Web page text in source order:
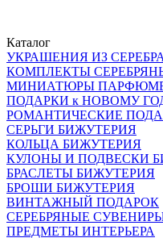
Каталог
УКРАШЕНИЯ ИЗ
КОМПЛЕКТЫ
МИНИАТЮРЫ
ПОДАРКИ к НОВОМУ
РОМАНТИЧЕСКИЕ
СЕРЬГИ БИЖУТЕРИЯ
КОЛЬЦА БИЖУТЕРИЯ
КУЛОНЫ И ПОДВЕСКИ
БРАСЛЕТЫ БИЖУТЕРИЯ
БРОШИ БИЖУТЕРИЯ
ВИНТАЖНЫЙ ПОДАРОК
СЕРЕБРЯНЫЕ
ПРЕДМЕТЫ ИНТЕРЬЕРА